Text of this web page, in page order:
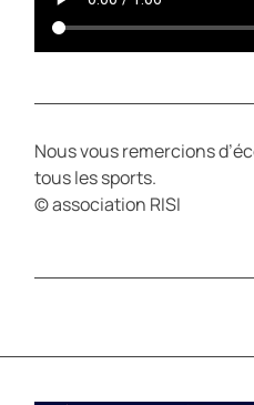
Nous vous remercions
tous les sports.
© association RISI